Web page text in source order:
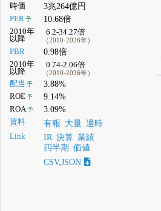
時価 3兆264億円
PER予 10.68倍
2010年
以降
6.2-34.27倍
（2010-2026年）
PBR 0.98倍
2010年
以降
0.74-2.06倍
（2010-2026年）
配当 予 3.88%
ROE予 9.14%
ROA予 3.09%
資料 有報 大量 適時
Link IR 決算 業績
四半期
価値
CSV,JSON